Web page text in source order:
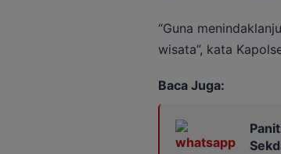
“Guna
wisata”, kata
Baca Juga: